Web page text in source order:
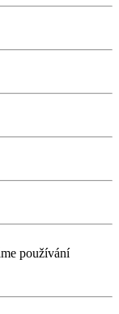
používání